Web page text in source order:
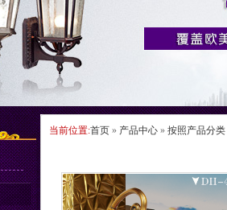
当前位置:首页 » 产品中心 » 按照产品分类